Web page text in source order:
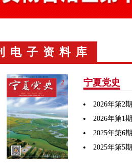
电子资料库
宁夏党史
2026年第2期
2026年第1期
2025年第6期
2025年第5期